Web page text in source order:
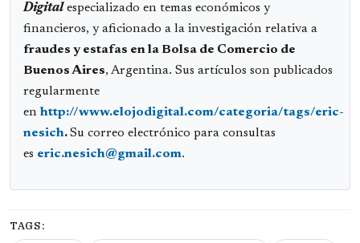
Digitalespecializado en temas económicos y
financieros, y aficionado a la investigación relativa a
fraudes y estafas en la Bolsa de Comercio de
Buenos Aires, Argentina. Sus artículos son publicados
regularmente
en http://www.elojodigital.com/categoria/tags/eric-
nesich.Su correo electrónico para consultas
es eric.nesich@gmail.com.
TAGS: